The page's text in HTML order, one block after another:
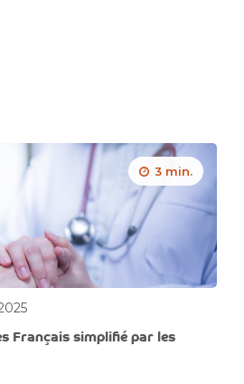
3 min.
Français simplifié par les